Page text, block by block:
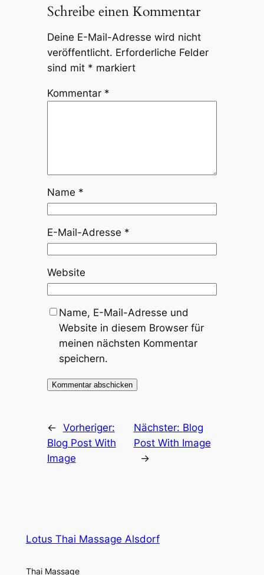
Schreibe einen Kommentar
Deine E-Mail-Adresse wird nicht
veröffentlicht. Erforderliche Felder
sind mit * markiert
Kommentar *
Name *
E-Mail-Adresse *
Website
Name, E-Mail-Adresse und
Website in diesem Browser für
meinen nächsten Kommentar
speichern.
← Vorheriger:
Blog Post With
Image
Nächster: Blog
Post With Image
→
Lotus Thai Massage Alsdorf
Thai Massage